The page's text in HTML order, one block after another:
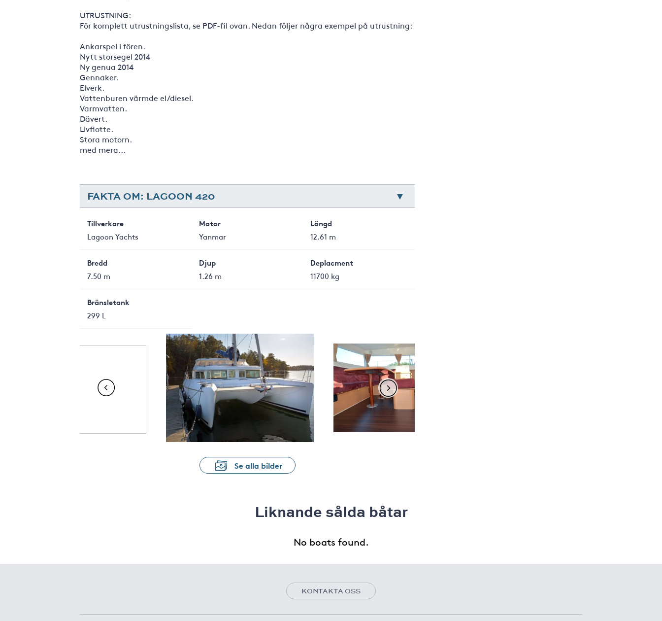
UTRUSTNING:
För komplett utrustningslista, se PDF-fil ovan. Nedan följer några exempel på utrustning:
Ankarspel i fören.
Nytt storsegel 2014
Ny genua 2014
Gennaker.
Elverk.
Vattenburen värmde el/diesel.
Varmvatten.
Dävert.
Livflotte.
Stora motorn.
med mera...
FAKTA OM: LAGOON 420
Tillverkare
Lagoon Yachts
Motor
Yanmar
Längd
12.61 m
Bredd
7.50 m
Djup
1.26 m
Deplacment
11700 kg
Bränsletank
299 L
Se alla bilder
Liknande sålda båtar
No boats found.
KONTAKTA OSS